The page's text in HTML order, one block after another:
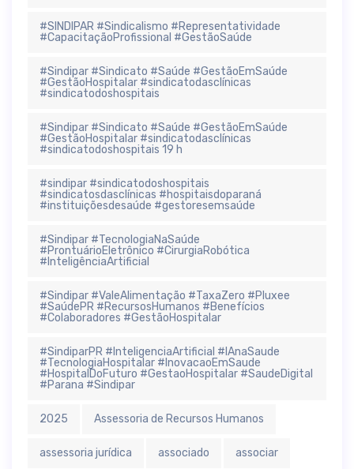
#SINDIPAR #Sindicalismo #Representatividade
#CapacitaçãoProfissional #GestãoSaúde
#Sindipar #Sindicato #Saúde #GestãoEmSaúde
#GestãoHospitalar #sindicatodasclínicas
#sindicatodoshospitais
#Sindipar #Sindicato #Saúde #GestãoEmSaúde
#GestãoHospitalar #sindicatodasclínicas
#sindicatodoshospitais 19 h
#sindipar #sindicatodoshospitais
#sindicatosdasclínicas #hospitaisdoparaná
#instituiçõesdesaúde #gestoresemsaúde
#Sindipar #TecnologiaNaSaúde
#ProntuárioEletrônico #CirurgiaRobótica
#InteligênciaArtificial
#Sindipar #ValeAlimentação #TaxaZero #Pluxee
#SaúdePR #RecursosHumanos #Benefícios
#Colaboradores #GestãoHospitalar
#SindiparPR #InteligenciaArtificial #IAnaSaude
#TecnologiaHospitalar #InovacaoEmSaude
#HospitalDoFuturo #GestaoHospitalar #SaudeDigital
#Parana #Sindipar
2025 Assessoria de Recursos Humanos
assessoria jurídica associado associar